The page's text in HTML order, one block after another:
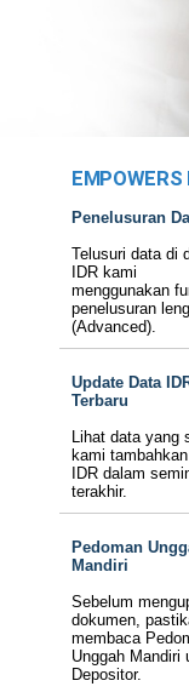
EMPOWERS
Penelusuran
Telusuri data di
IDR kami
menggunakan
penelusuran
(Advanced).
Update Data
Terbaru
Lihat data yang
kami
IDR dalam
terakhir.
Pedoman
Mandiri
Sebelum
dokumen,
membaca
Unggah Mandiri
Depositor.